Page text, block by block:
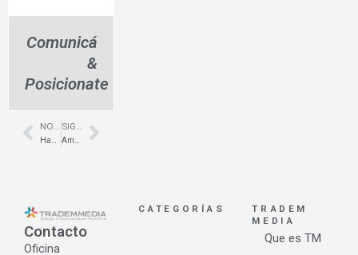
Comunicá
&
Posicionate
Prev Next
Contacto
Oficina
CATEGORÍAS
TRADEM
MEDIA
Que es TM